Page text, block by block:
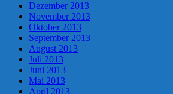
Dezember 2013
November 2013
Oktober 2013
September 2013
August 2013
Juli 2013
Juni 2013
Mai 2013
April 2013